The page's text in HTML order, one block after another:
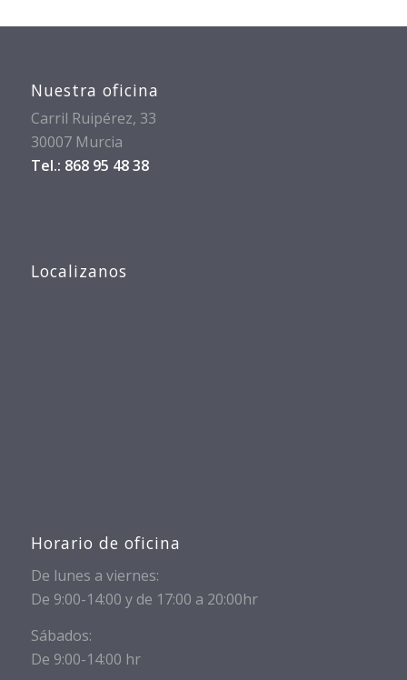
Nuestra oficina
Carril Ruipérez, 33
30007 Murcia
Tel.: 868 95 48 38
Localizanos
Horario de oficina
De lunes a viernes:
De 9:00-14:00 y de 17:00 a 20:00hr
Sábados:
De 9:00-14:00 hr